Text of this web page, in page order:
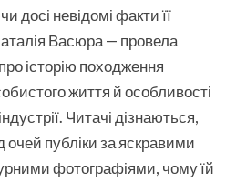
досі невідомі факти її
Васюра — провела
історію походження
життя й особливості
Читачі дізнаються,
публіки за яскравими
фотографіями, чому їй